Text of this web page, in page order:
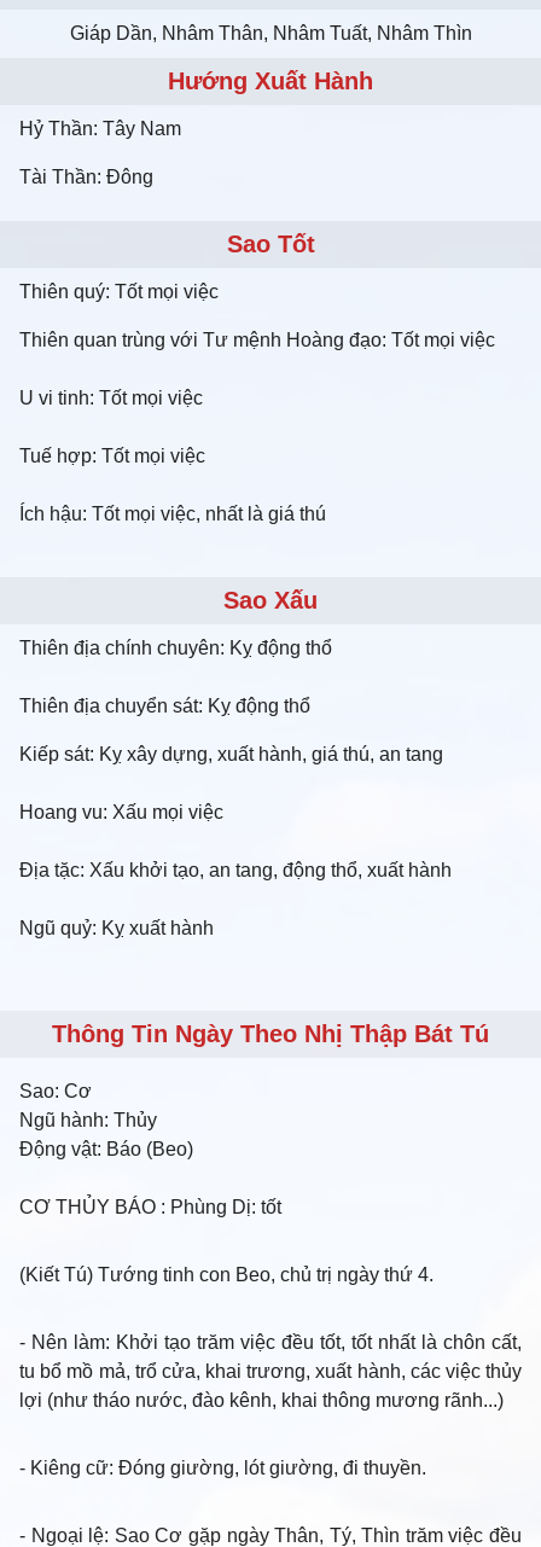
Giáp Dần, Nhâm Thân, Nhâm Tuất, Nhâm Thìn
Hướng Xuất Hành
Hỷ Thần: Tây Nam
Tài Thần: Đông
Sao Tốt
Thiên quý: Tốt mọi việc
Thiên quan trùng với Tư mệnh Hoàng đạo: Tốt mọi việc
U vi tinh: Tốt mọi việc
Tuế hợp: Tốt mọi việc
Ích hậu: Tốt mọi việc, nhất là giá thú
Sao Xấu
Thiên địa chính chuyên: Kỵ động thổ
Thiên địa chuyển sát: Kỵ động thổ
Kiếp sát: Kỵ xây dựng, xuất hành, giá thú, an tang
Hoang vu: Xấu mọi việc
Địa tặc: Xấu khởi tạo, an tang, động thổ, xuất hành
Ngũ quỷ: Kỵ xuất hành
Thông Tin Ngày Theo Nhị Thập Bát Tú
Sao: Cơ
Ngũ hành: Thủy
Động vật: Báo (Beo)
CƠ THỦY BÁO : Phùng Dị: tốt
(Kiết Tú) Tướng tinh con Beo, chủ trị ngày thứ 4.
- Nên làm: Khởi tạo trăm việc đều tốt, tốt nhất là chôn cất,
tu bổ mồ mả, trổ cửa, khai trương, xuất hành, các việc thủy
lợi (như tháo nước, đào kênh, khai thông mương rãnh...)
- Kiêng cữ: Đóng giường, lót giường, đi thuyền.
- Ngoại lệ: Sao Cơ gặp ngày Thân, Tý, Thìn trăm việc đều